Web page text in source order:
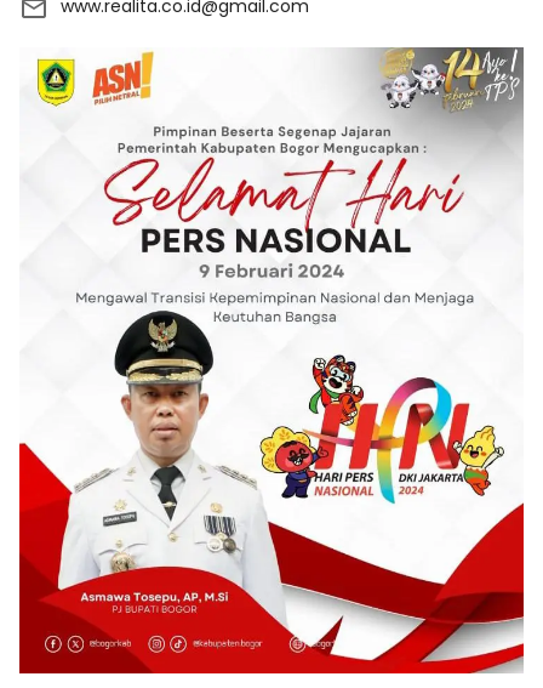
www.realita.co.id@gmail.com